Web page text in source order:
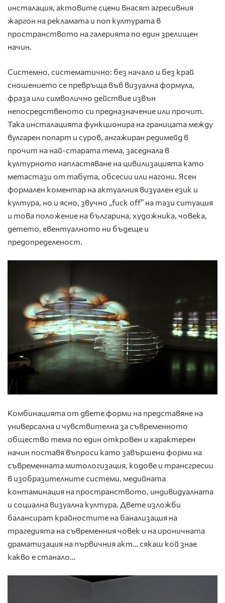
инсталация, актовите сцени внасят агресивния
жаргон на рекламата и поп културата в
пространството на галерията по един зрелищен
начин.
Системно, систематично: без начало и без край
сношението се превръща във визуална формула,
фраза или символично действие извън
непосредственото си предназначение или прочит.
Така инсталацията функционира на границата между
вулгарен попарт и суров, ангажиран редимейд в
прочит на най-старата тема, заседнала в
културното напластяване на цивилизацията като
метастази от табута, обсесии или нагони. Ясен
формален коментар на актуалния визуален език и
култура, но и ясно, звучно „fuck off” на тази ситуация
и това положение на българина, художника, човека,
детето, евентуалното ни бъдеще и
предопределеност.
Комбинацията от двете форми на представяне на
универсална и чувствителна за съвременното
общество тема по един откровен и характерен
начин поставя въпроси като завършени форми на
съвременната митологизация, кодове и трансгресии
в изобразителните системи, медийната
контаминация на пространството, индивидуалната
и социална визуална култура. Двете изложби
балансират крайностите на банализация на
трагедията на съвременния човек и на ироничната
драматизация на първичния акт… сякаш кой знае
какво е станало…